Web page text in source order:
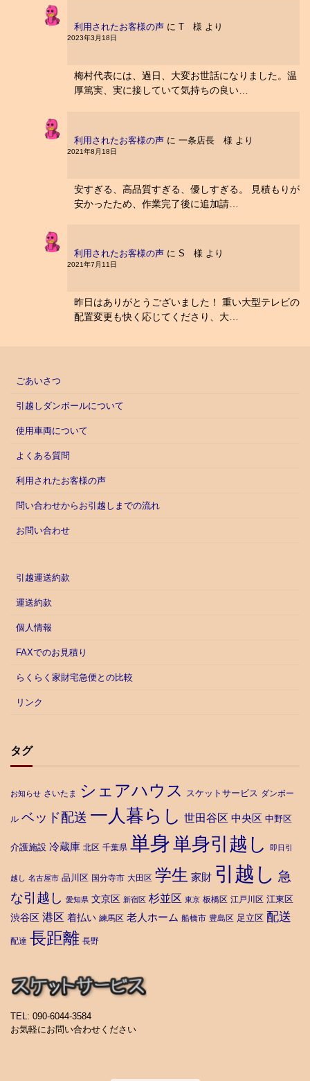
利用されたお客様の声 に T 様 より
2023年3月18日
梅村代表には、過日、大変お世話になりました。温
厚篤実、実に接していて気持ちの良い…
利用されたお客様の声 に 一条店長 様 より
2021年8月18日
安すぎる、高品質すぎる、優しすぎる。 見積もりが
安かったため、作業完了後に追加請…
利用されたお客様の声 に S 様 より
2021年7月11日
昨日はありがとうございました！ 重い大型テレビの
配置変更も快く応じてくださり、大…
ごあいさつ
引越しダンボールについて
使用車両について
よくある質問
利用されたお客様の声
問い合わせからお引越しまでの流れ
お問い合わせ
引越運送約款
運送約款
個人情報
FAXでのお見積り
らくらく家財宅急便との比較
リンク
タグ
お知らせ さいたま シェアハウス スケットサービス ダンボー
ル ベッド配送 一人暮らし 世田谷区 中央区 中野区
介護施設 冷蔵庫 北区 千葉県 単身単身引越し 即日引
越し 名古屋市 品川区 国分寺市 大田区 学生 家財 引越し 急
な引越し 愛知県 文京区 新宿区 杉並区 東京 板橋区 江戸川区 江東区
渋谷区 港区 着払い 練馬区 老人ホーム 船橋市 豊島区 足立区 配送
配達 長距離 長野
TEL: 090-6044-3584
お気軽にお問い合わせください